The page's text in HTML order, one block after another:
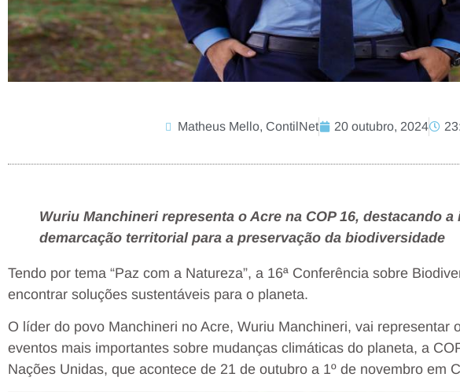
Matheus Mello, ContilNet 20 outubro, 2024
Wuriu Manchineri representa o Acre na COP 16, destacando
demarcação territorial para a preservação da biodiversidade
Tendo por tema “Paz com a Natureza”, a 16ª Conferência sobre
encontrar soluções sustentáveis para o planeta.
O líder do povo Manchineri no Acre, Wuriu Manchineri, vai representar
eventos mais importantes sobre mudanças climáticas do planeta, a
Nações Unidas, que acontece de 21 de outubro a 1º de novembro em